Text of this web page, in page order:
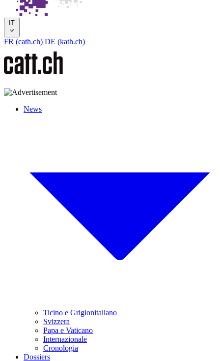
IT
FR (cath.ch) DE (kath.ch)
News
Ticino e Grigionitaliano
Svizzera
Papa e Vaticano
Internazionale
Cronologia
Dossiers